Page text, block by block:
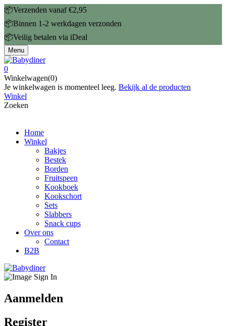
📦Verzenden vanaf €2,95
📦Binnen 1-2 werkdagen verzonden
📦Veilig betalen via iDeal
Menu
0
Winkelwagen(0)
Je winkelwagen is momenteel leeg. Bekijk al de producten
Winkel
Zoeken
Home
Winkel
Bakjes
Bestek
Borden
Fruitspeen
Kookboek
Kookschort
Sets
Slabbers
Snack cups
Over ons
Contact
B2B
Aanmelden
Register